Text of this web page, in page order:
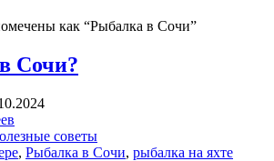
как “Рыбалка в Сочи”
Сочи?
советы
, Рыбалка в Сочи, рыбалка на яхте